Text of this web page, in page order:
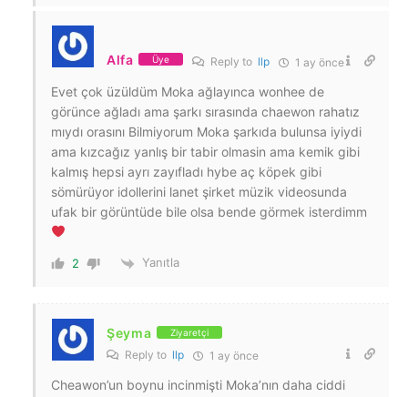
Alfa Üye Reply to llp 1 ay önce
Evet çok üzüldüm Moka ağlayınca wonhee de
görünce ağladı ama şarkı sırasında chaewon rahatız
mıydı orasını Bilmiyorum Moka şarkıda bulunsa iyiydi
ama kızcağız yanlış bir tabir olmasin ama kemik gibi
kalmış hepsi ayrı zayıfladı hybe aç köpek gibi
sömürüyor idollerini lanet şirket müzik videosunda
ufak bir görüntüde bile olsa bende görmek isterdimm
2 Yanıtla
Şeyma Ziyaretçi
Reply to llp 1 ay önce
Cheawon’un boynu incinmişti Moka’nın daha ciddi